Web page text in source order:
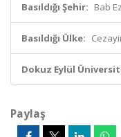
Basıldığı Şehir: Bab
Basıldığı Ülke:
Dokuz Eylül
Paylaş